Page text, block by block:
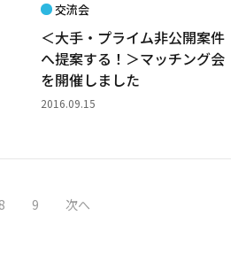
交流会
＜大手・プライム非公開案件
へ提案する！＞マッチング会
を開催しました
2016.09.15
8 9 次へ